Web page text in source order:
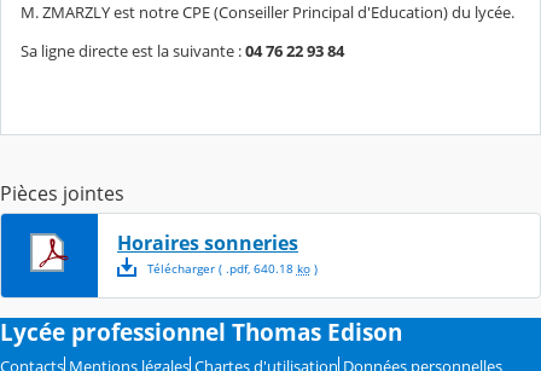
M. ZMARZLY est notre CPE (Conseiller Principal d'Education) du lycée.
Sa ligne directe est la suivante :04 76 22 93 84
Pièces jointes
Horaires sonneries
Télécharger( .pdf, 640.18 ko)
Lycée professionnel Thomas Edison
Contacts Mentions légales Chartes d'utilisation Données personnelles